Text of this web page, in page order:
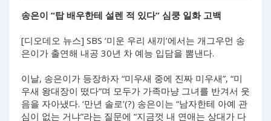
송은이 “탑 배우한테 설렌 적 있다” 심쿵 일화 고백
[디오데오 뉴스] SBS ‘미운 우리 새끼’에서는 개그우먼 송
은이가 출연해 내공 30년 차 예능 입담을 뽐낸다.
이날, 송은이가 등장하자 “미우새 중에 진짜 미우새”, “미
우새 왕대장이 떴다”며 모두가 가족마냥 그녀를 반겨서 웃
음을 자아냈다. ‘만년 솔로’(?) 송은이는 “남자한테 아예 관
심이 없는 거냐”라는 질문에 “지금껏 내 연애는 상대가 다